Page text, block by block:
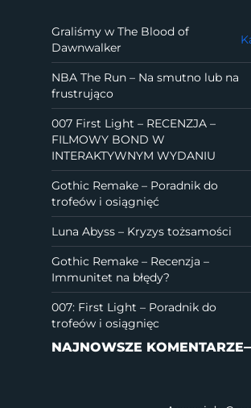
Graliśmy w The Blood of
Dawnwalker
NBA The Run – Na smutno lub na
frustrująco
007 First Light – RECENZJA –
FILMOWY BOND W
INTERAKTYWNYM WYDANIU
Gothic Remake – Poradnik do
trofeów i osiągnięć
Luna Abyss – Kryzys tożsamości
Gothic Remake – Recenzja –
Immunitet na błędy?
007: First Light – Poradnik do
trofeów i osiągnięc
NAJNOWSZE KOMENTARZE